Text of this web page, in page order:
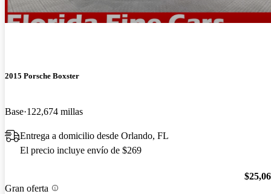
2015 Porsche Boxster
Base 122,674 millas
Entrega a domicilio desde Orlando, FL
El precio incluye envío de $269
Gran oferta